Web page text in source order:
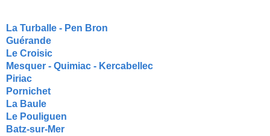
La Turballe - Pen Bron
Guérande
Le Croisic
Mesquer - Quimiac - Kercabellec
Piriac
Pornichet
La Baule
Le Pouliguen
Batz-sur-Mer